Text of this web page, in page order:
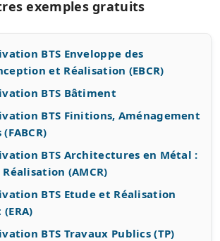
exemples gratuits
BTS Enveloppe des
et Réalisation (EBCR)
BTS Bâtiment
BTS Finitions, Aménagement
BTS Architectures en Métal :
(AMCR)
BTS Etude et Réalisation
BTS Travaux Publics (TP)